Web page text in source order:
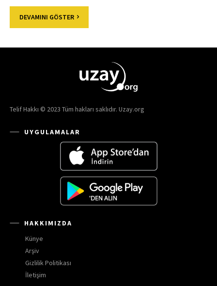
DEVAMINI GÖSTER
Telif Hakkı © 2023 Tüm hakları saklıdır. Uzay.org
UYGULAMALAR
HAKKIMIZDA
Künye
Arşiv
Gizlilik Politikası
İletişim